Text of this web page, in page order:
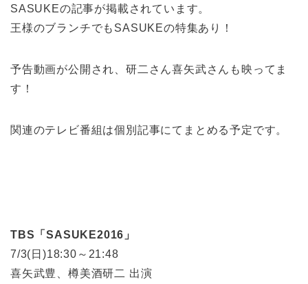
SASUKEの記事が掲載されています。
王様のブランチでもSASUKEの特集あり！
予告動画が公開され、研二さん喜矢武さんも映ってま
す！
関連のテレビ番組は個別記事にてまとめる予定です。
TBS「SASUKE2016」
7/3(日)18:30～21:48
喜矢武豊、樽美酒研二 出演